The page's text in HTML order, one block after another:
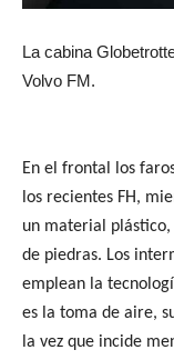
La cabina
Volvo FM.
En el frontal los
los recientes FH,
un material
de piedras. Los
emplean la
es la toma de aire,
la vez que incide